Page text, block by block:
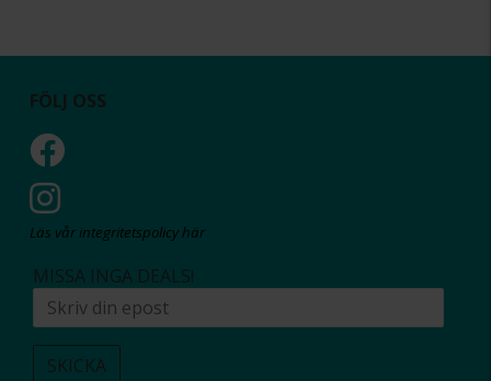
FÖLJ OSS
Läs vår integritetspolicy här
MISSA INGA DEALS!
SKICKA